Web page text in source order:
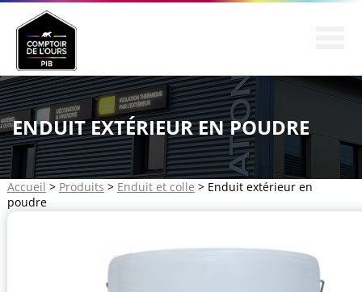
SOCIÉTÉ
PRODUITS
CONSEIL
RÉALISATIONS
ENDUIT EXTÉRIEUR EN POUDRE
Accueil > Produits > Enduit et colle > Enduit extérieur en
poudre